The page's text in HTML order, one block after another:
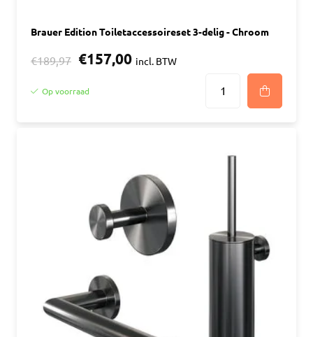
Brauer Edition Toiletaccessoireset 3-delig - Chroom
€189,97 €157,00 incl. BTW
Op voorraad